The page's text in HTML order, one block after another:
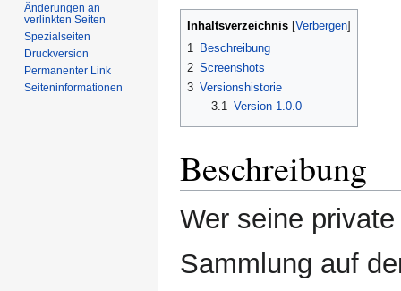
Zur
Zur
Inhaltsverzeichnis
1
Beschreibung
2 Screenshots
3 Versionshistorie
3.1 Version 1.0.0
Beschreibung
Wer seine
Sammlung auf
Änderungen an
verlinkten Seiten
Spezialseiten
Druckversion
Permanenter Link
Seiten­informationen